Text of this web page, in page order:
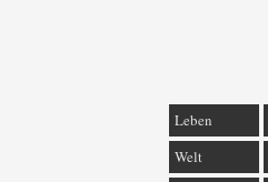
Leben
Welt